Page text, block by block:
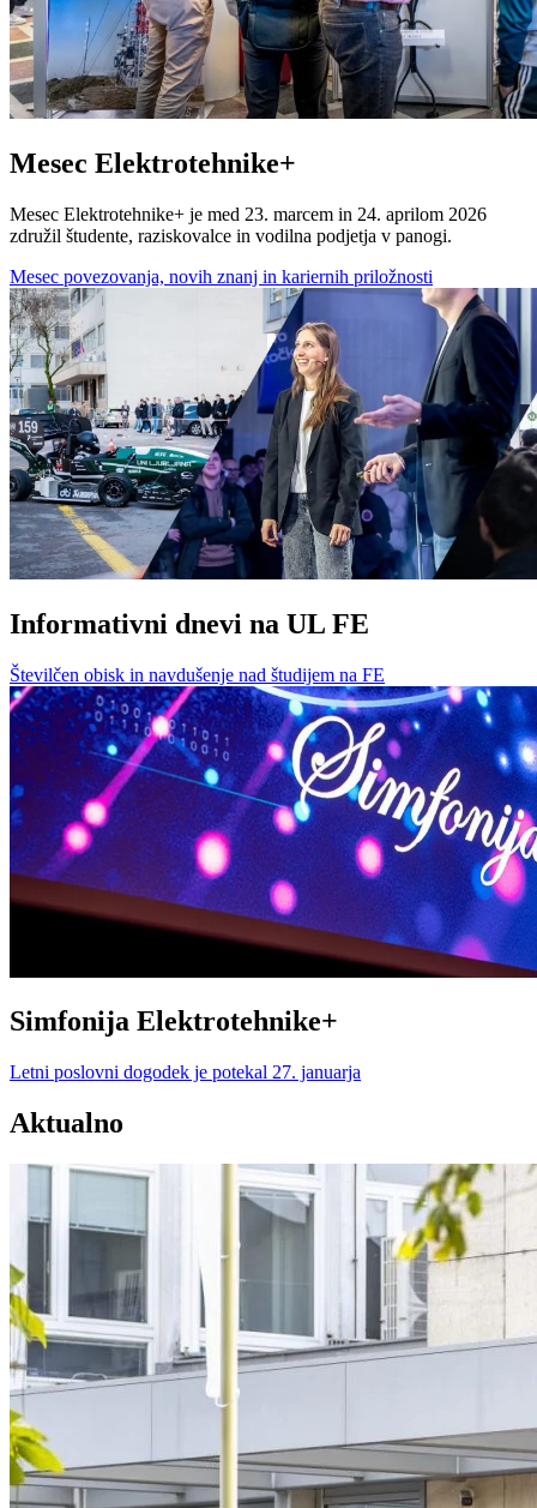
Mesec Elektrotehnike+
Mesec Elektrotehnike+ je med 23. marcem in 24. aprilom 2026
združil študente, raziskovalce in vodilna podjetja v panogi.
Mesec povezovanja, novih znanj in kariernih priložnosti
Informativni dnevi na UL FE
Številčen obisk in navdušenje nad študijem na FE
Simfonija Elektrotehnike+
Letni poslovni dogodek je potekal 27. januarja
Aktualno